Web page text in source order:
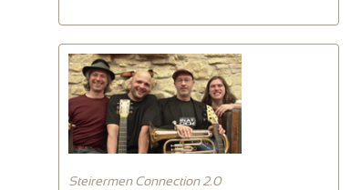
Steirermen Connection 2.0